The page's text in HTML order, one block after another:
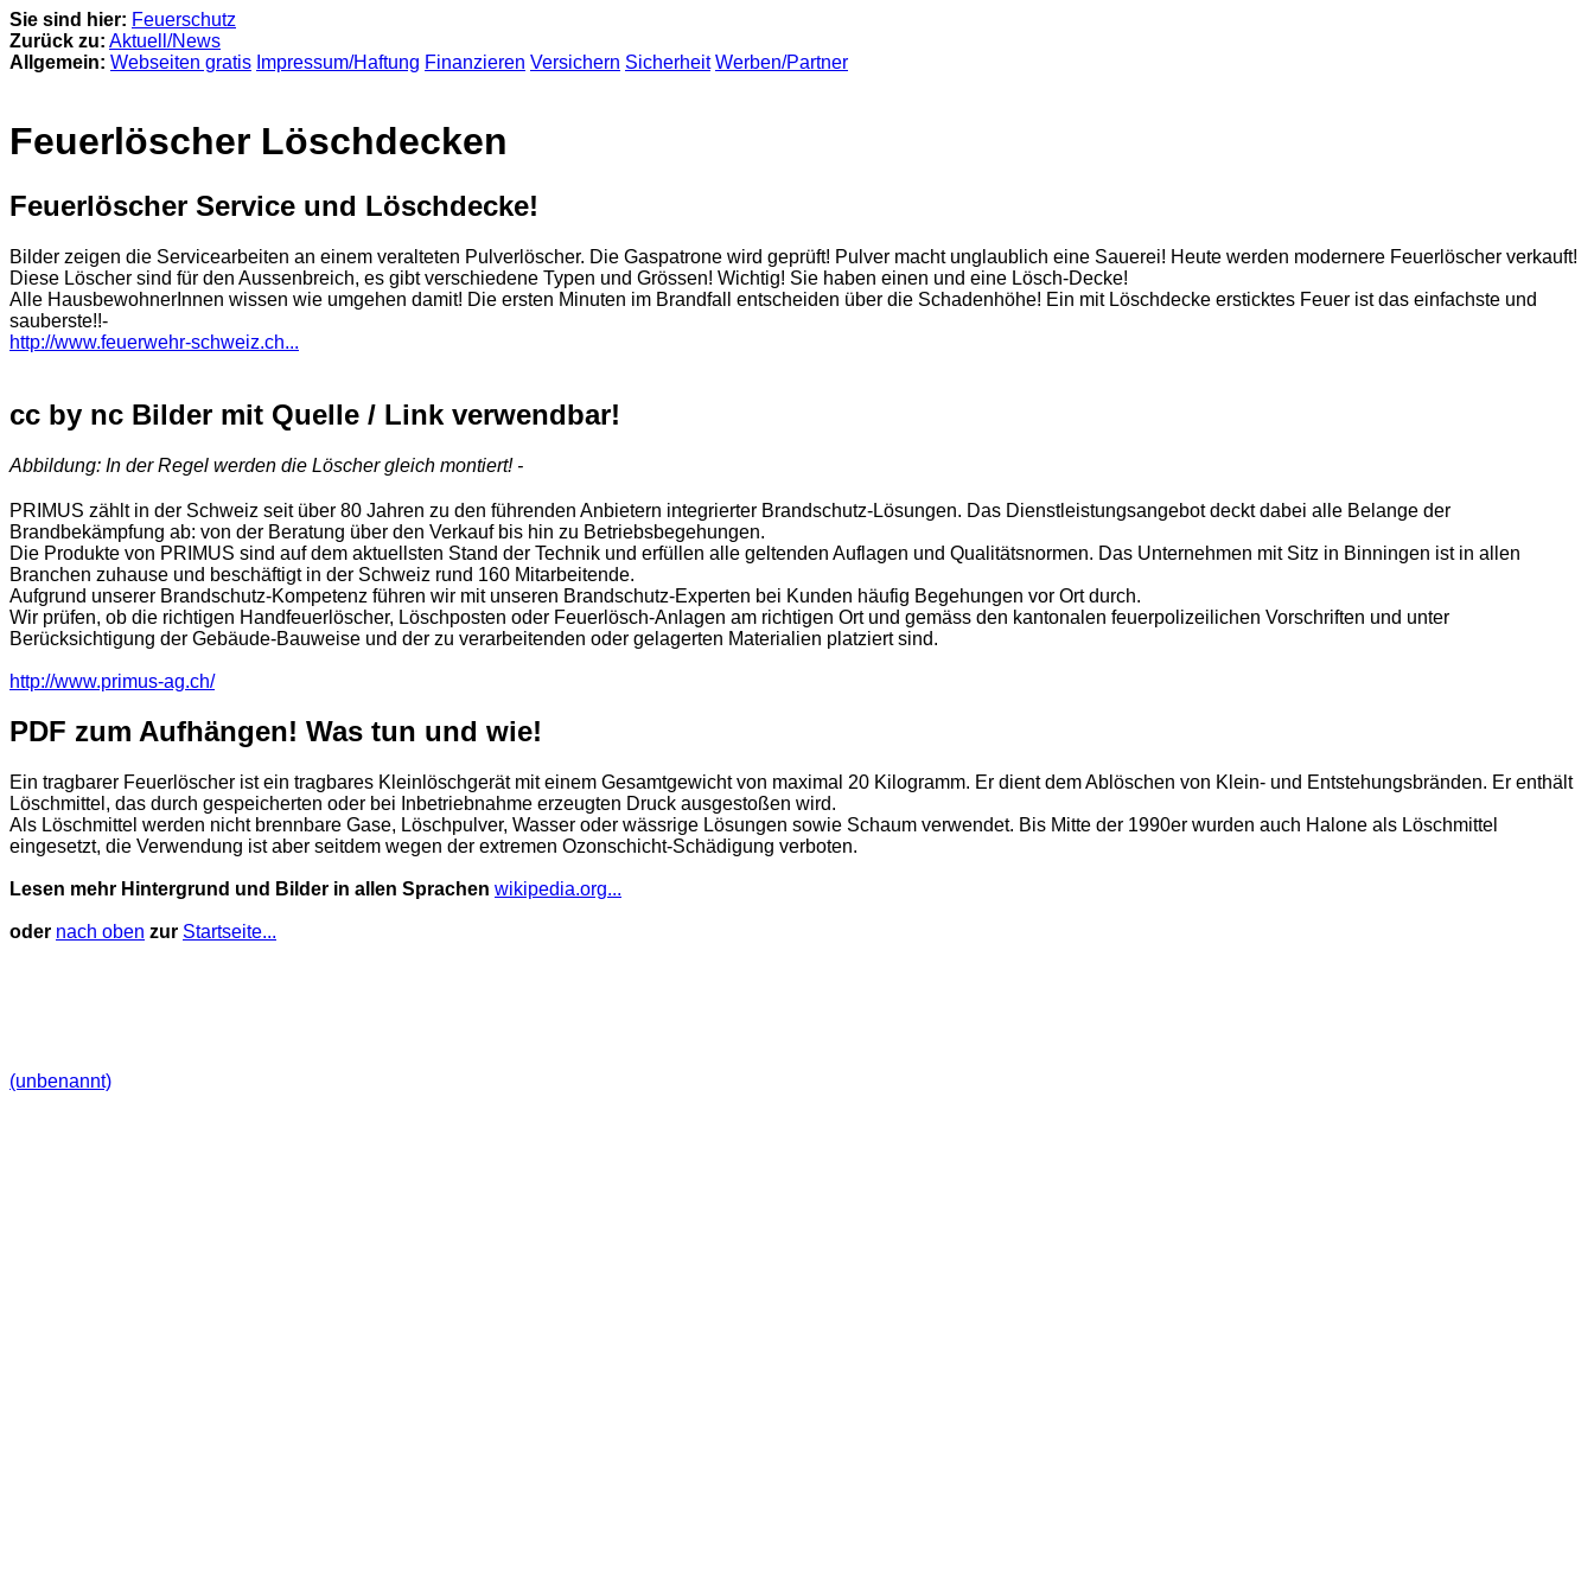
Sie sind hier: Feuerschutz
Zurück zu: Aktuell/News
Allgemein: Webseiten gratis Impressum/Haftung Finanzieren Versichern Sicherheit Werben/Partner
Feuerlöscher Löschdecken
Feuerlöscher Service und Löschdecke!
Bilder zeigen die Servicearbeiten an einem veralteten Pulverlöscher. Die Gaspatrone wird geprüft! Pulver macht unglaublich eine Sauerei! Heute werden modernere Feuerlöscher verkauft!
Diese Löscher sind für den Aussenbreich, es gibt verschiedene Typen und Grössen! Wichtig! Sie haben einen und eine Lösch-Decke!
Alle HausbewohnerInnen wissen wie umgehen damit! Die ersten Minuten im Brandfall entscheiden über die Schadenhöhe! Ein mit Löschdecke ersticktes Feuer ist das einfachste und
sauberste!!-
http://www.feuerwehr-schweiz.ch...
cc by nc Bilder mit Quelle / Link verwendbar!
Abbildung: In der Regel werden die Löscher gleich montiert! -
PRIMUS zählt in der Schweiz seit über 80 Jahren zu den führenden Anbietern integrierter Brandschutz-Lösungen. Das Dienstleistungsangebot deckt dabei alle Belange der
Brandbekämpfung ab: von der Beratung über den Verkauf bis hin zu Betriebsbegehungen.
Die Produkte von PRIMUS sind auf dem aktuellsten Stand der Technik und erfüllen alle geltenden Auflagen und Qualitätsnormen. Das Unternehmen mit Sitz in Binningen ist in allen
Branchen zuhause und beschäftigt in der Schweiz rund 160 Mitarbeitende.
Aufgrund unserer Brandschutz-Kompetenz führen wir mit unseren Brandschutz-Experten bei Kunden häufig Begehungen vor Ort durch.
Wir prüfen, ob die richtigen Handfeuerlöscher, Löschposten oder Feuerlösch-Anlagen am richtigen Ort und gemäss den kantonalen feuerpolizeilichen Vorschriften und unter
Berücksichtigung der Gebäude-Bauweise und der zu verarbeitenden oder gelagerten Materialien platziert sind.
http://www.primus-ag.ch/
PDF zum Aufhängen! Was tun und wie!
Ein tragbarer Feuerlöscher ist ein tragbares Kleinlöschgerät mit einem Gesamtgewicht von maximal 20 Kilogramm. Er dient dem Ablöschen von Klein- und Entstehungsbränden. Er enthält
Löschmittel, das durch gespeicherten oder bei Inbetriebnahme erzeugten Druck ausgestoßen wird.
Als Löschmittel werden nicht brennbare Gase, Löschpulver, Wasser oder wässrige Lösungen sowie Schaum verwendet. Bis Mitte der 1990er wurden auch Halone als Löschmittel
eingesetzt, die Verwendung ist aber seitdem wegen der extremen Ozonschicht-Schädigung verboten.
Lesen mehr Hintergrund und Bilder in allen Sprachen wikipedia.org...
oder nach oben zur Startseite...
(unbenannt)